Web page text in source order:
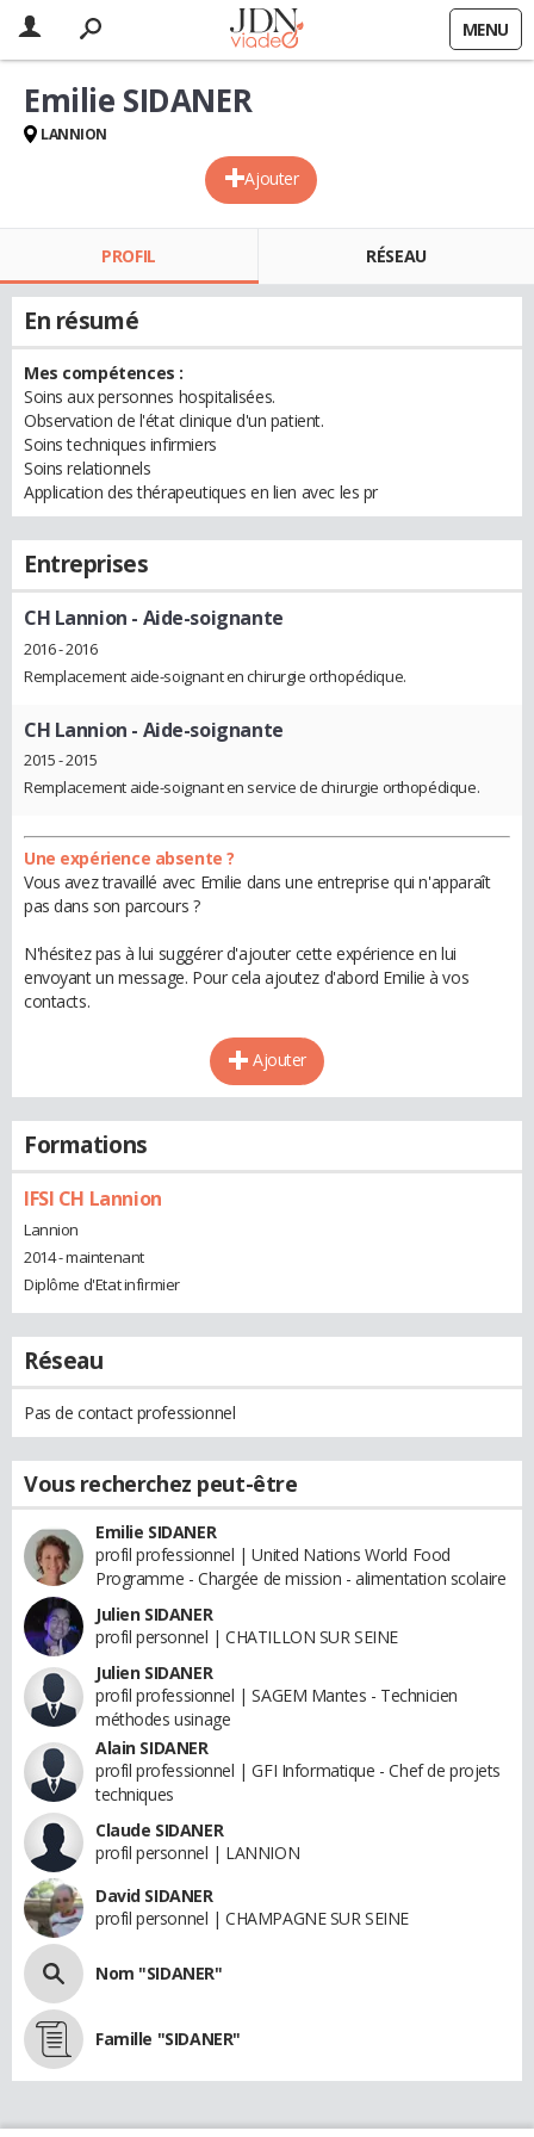
MENU
Ajouter
Emilie SIDANER
LANNION
PROFIL RÉSEAU
En résumé
Mes compétences :
Soins aux personnes hospitalisées.
Observation de l'état clinique d'un patient.
Soins techniques infirmiers
Soins relationnels
Application des thérapeutiques en lien avec les pr
Entreprises
CH Lannion - Aide-soignante
2016 - 2016
Remplacement aide-soignant en chirurgie orthopédique.
CH Lannion - Aide-soignante
2015 - 2015
Remplacement aide-soignant en service de chirurgie orthopédique.
Une expérience absente ?
Vous avez travaillé avec Emilie dans une entreprise qui n'apparaît
pas dans son parcours ?
N'hésitez pas à lui suggérer d'ajouter cette expérience en lui
envoyant un message. Pour cela ajoutez d'abord Emilie à vos
contacts.
Ajouter
Formations
IFSI CH Lannion
Lannion
2014 - maintenant
Diplôme d'Etat infirmier
Réseau
Pas de contact professionnel
Vous recherchez peut-être
Emilie SIDANER
profil professionnel | United Nations World Food
Programme - Chargée de mission - alimentation scolaire
Julien SIDANER
profil personnel | CHATILLON SUR SEINE
Julien SIDANER
profil professionnel | SAGEM Mantes - Technicien
méthodes usinage
Alain SIDANER
profil professionnel | GFI Informatique - Chef de projets
techniques
Claude SIDANER
profil personnel | LANNION
David SIDANER
profil personnel | CHAMPAGNE SUR SEINE
Nom "SIDANER"
Famille "SIDANER"